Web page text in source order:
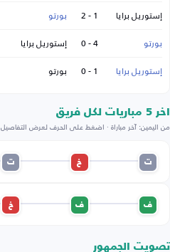
إستوريل برايا
1 - 2 بورتو
بورتو
4 - 0 إستوريل برايا
إستوريل برايا
1 - 0 بورتو
اخر 5 مباريات لكل فريق
من اليمين: آخر مباراة · اضغط على الحرف لعرض التفاصيل
ت خ ت
ف ف خ
تصويت الجمهور